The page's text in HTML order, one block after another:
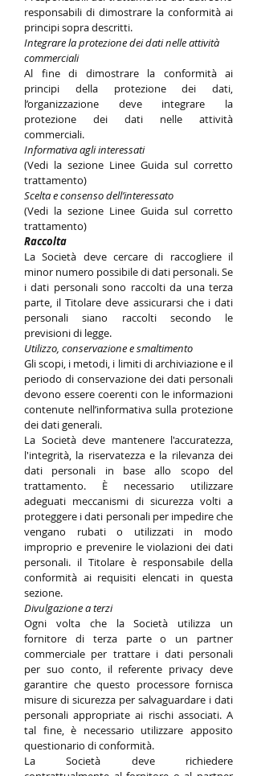
responsabili di dimostrare la conformità ai
principi sopra descritti.
Integrare la protezione dei dati nelle attività
commerciali
Al fine di dimostrare la conformità ai
principi della protezione dei dati,
l’organizzazione deve integrare la
protezione dei dati nelle attività
commerciali.
Informativa agli interessati
(Vedi la sezione Linee Guida sul corretto
trattamento)
Scelta e consenso dell’interessato
(Vedi la sezione Linee Guida sul corretto
trattamento)
Raccolta
La Società deve cercare di raccogliere il
minor numero possibile di dati personali. Se
i dati personali sono raccolti da una terza
parte, il Titolare deve assicurarsi che i dati
personali siano raccolti secondo le
previsioni di legge.
Utilizzo, conservazione e smaltimento
Gli scopi, i metodi, i limiti di archiviazione e il
periodo di conservazione dei dati personali
devono essere coerenti con le informazioni
contenute nell’informativa sulla protezione
dei dati generali.
La Società deve mantenere l'accuratezza,
l'integrità, la riservatezza e la rilevanza dei
dati personali in base allo scopo del
trattamento. È necessario utilizzare
adeguati meccanismi di sicurezza volti a
proteggere i dati personali per impedire che
vengano rubati o utilizzati in modo
improprio e prevenire le violazioni dei dati
personali. il Titolare è responsabile della
conformità ai requisiti elencati in questa
sezione.
Divulgazione a terzi
Ogni volta che la Società utilizza un
fornitore di terza parte o un partner
commerciale per trattare i dati personali
per suo conto, il referente privacy deve
garantire che questo processore fornisca
misure di sicurezza per salvaguardare i dati
personali appropriate ai rischi associati. A
tal fine, è necessario utilizzare apposito
questionario di conformità.
La Società deve richiedere